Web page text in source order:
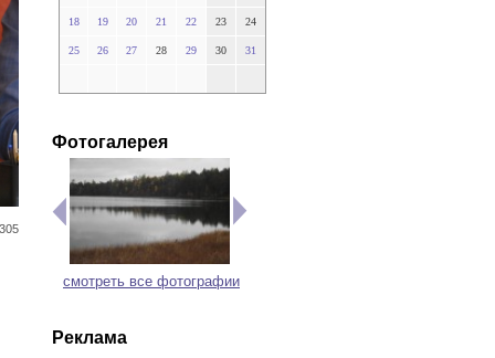
18 19 20 21 22 23 24
25 26 27 28 29 30 31
Фотогалерея
смотреть все фотографии
Реклама